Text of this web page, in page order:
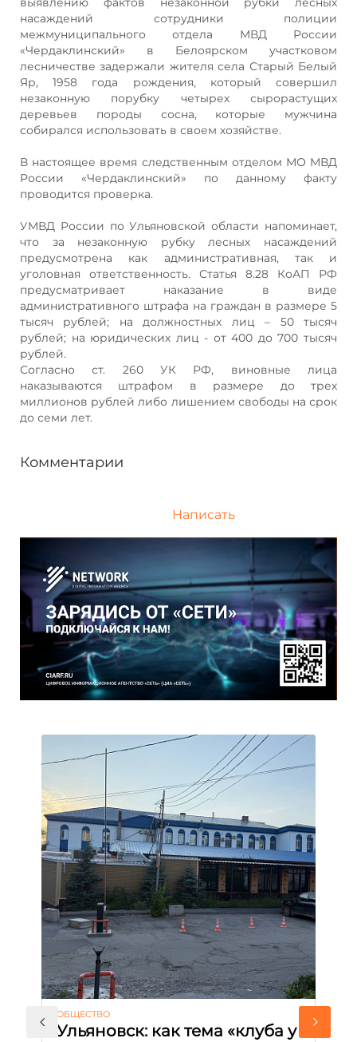
насаждений сотрудники полиции
межмуниципального отдела МВД России
«Чердаклинский» в Белоярском участковом
лесничестве задержали жителя села Старый Белый
Яр, 1958 года рождения, который совершил
незаконную порубку четырех сырорастущих
деревьев породы сосна, которые мужчина
собирался использовать в своем хозяйстве.
В настоящее время следственным отделом МО МВД
России «Чердаклинский» по данному факту
проводится проверка.
УМВД России по Ульяновской области напоминает,
что за незаконную рубку лесных насаждений
предусмотрена как административная, так и
уголовная ответственность. Статья 8.28 КоАП РФ
предусматривает наказание в виде
административного штрафа на граждан в размере 5
тысяч рублей; на должностных лиц – 50 тысяч
рублей; на юридических лиц - от 400 до 700 тысяч
рублей.
Согласно ст. 260 УК РФ, виновные лица
наказываются штрафом в размере до трех
миллионов рублей либо лишением свободы на срок
до семи лет.
Комментарии
Написать
ОБЩЕСТВО
Ульяновск: как тема «клуба у